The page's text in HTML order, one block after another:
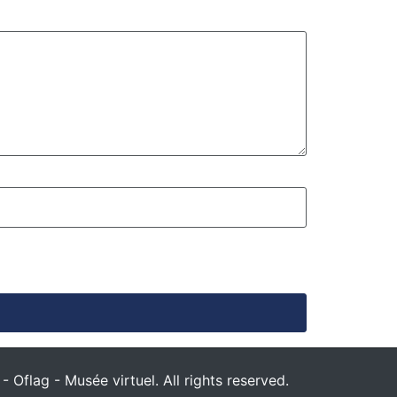
Oflag - Musée virtuel. All rights reserved.